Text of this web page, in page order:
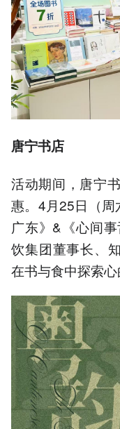
唐宁书店
活动期间，唐宁
惠。4月25日（周
广东》&《心间
饮集团董事长、
在书与食中探索